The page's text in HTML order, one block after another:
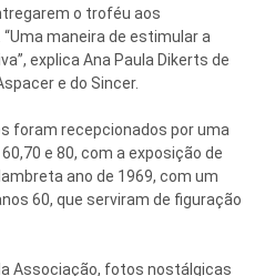
o troféu aos
maneira de estimular a
explica Ana Paula Dikerts de
e do Sincer.
foram recepcionados por uma
e 80, com a exposição de
ano de 1969, com um
60, que serviram de figuração
Associação, fotos nostálgicas